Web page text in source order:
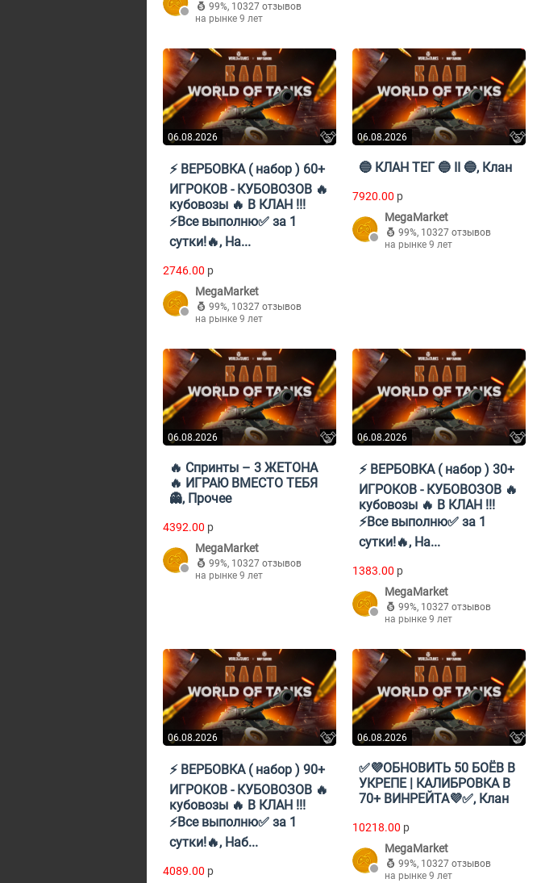
99%, 10327 отзывов
на рынке 9 лет
06.08.2026
⚡ ВЕРБОВКА ( набор ) 60+
ИГРОКОВ - КУБОВОЗОВ 🔥
кубовозы 🔥 В КЛАН !!!
⚡Все выполню✅ за 1
сутки!🔥, На...
2746.00 p
MegaMarket
99%, 10327 отзывов
на рынке 9 лет
06.08.2026
🔵 КЛАН ТЕГ 🔵 II 🔵, Клан
7920.00 p
MegaMarket
99%, 10327 отзывов
на рынке 9 лет
06.08.2026
🔥 Спринты – 3 ЖЕТОНА
🔥 ИГРАЮ ВМЕСТО ТЕБЯ
👻, Прочее
4392.00 p
MegaMarket
99%, 10327 отзывов
на рынке 9 лет
06.08.2026
⚡ ВЕРБОВКА ( набор ) 30+
ИГРОКОВ - КУБОВОЗОВ 🔥
кубовозы 🔥 В КЛАН !!!
⚡Все выполню✅ за 1
сутки!🔥, На...
1383.00 p
MegaMarket
99%, 10327 отзывов
на рынке 9 лет
06.08.2026
⚡ ВЕРБОВКА ( набор ) 90+
ИГРОКОВ - КУБОВОЗОВ 🔥
кубовозы 🔥 В КЛАН !!!
⚡Все выполню✅ за 1
сутки!🔥, Наб...
4089.00 p
06.08.2026
✅💜ОБНОВИТЬ 50 БОЁВ В
УКРЕПЕ | КАЛИБРОВКА В
70+ ВИНРЕЙТА💜✅, Клан
10218.00 p
MegaMarket
99%, 10327 отзывов
на рынке 9 лет